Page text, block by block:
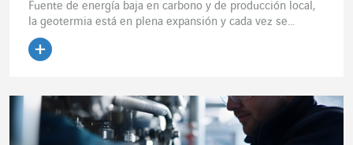
Fuente de energía baja en carbono y de producción local,
la geotermia está en plena expansión y cada vez se...